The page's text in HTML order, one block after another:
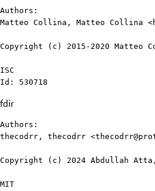
Authors:
Matteo Collina, Matteo Collina
Copyright (c) 2015-2020 Matteo
ISC
Id: 530718
fdir
Authors:
thecodrr, thecodrr
Copyright (c) 2024 Abdullah
MIT